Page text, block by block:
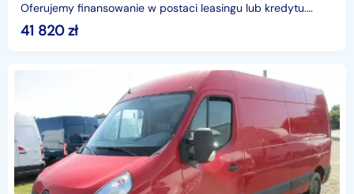
Oferujemy finansowanie w postaci leasingu lub kredytu.
Gwarantujemy za przebieg.identyfikator: AKL3KMV7
41 820zł